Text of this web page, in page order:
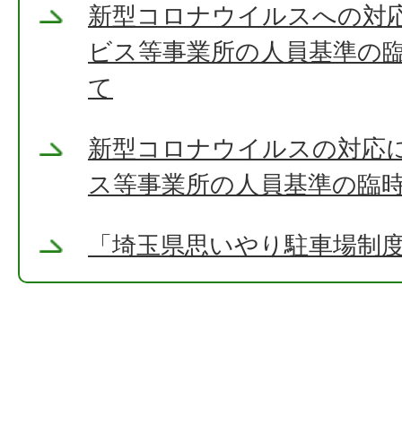
新型コロナウイルスへの対
ビス等事業所の人員基準の
て
新型コロナウイルスの対応
ス等事業所の人員基準の臨
「埼玉県思いやり駐車場制